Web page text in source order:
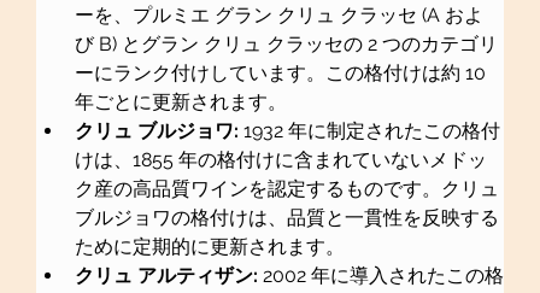
ーを、プルミエ グラン クリュ クラッセ (A およ
び B) とグラン クリュ クラッセの 2 つのカテゴリ
ーにランク付けしています。この格付けは約 10
年ごとに更新されます。
クリュ ブルジョワ: 1932 年に制定されたこの格付
けは、1855 年の格付けに含まれていないメドッ
ク産の高品質ワインを認定するものです。クリュ
ブルジョワの格付けは、品質と一貫性を反映する
ために定期的に更新されます。
クリュ アルティザン: 2002 年に導入されたこの格